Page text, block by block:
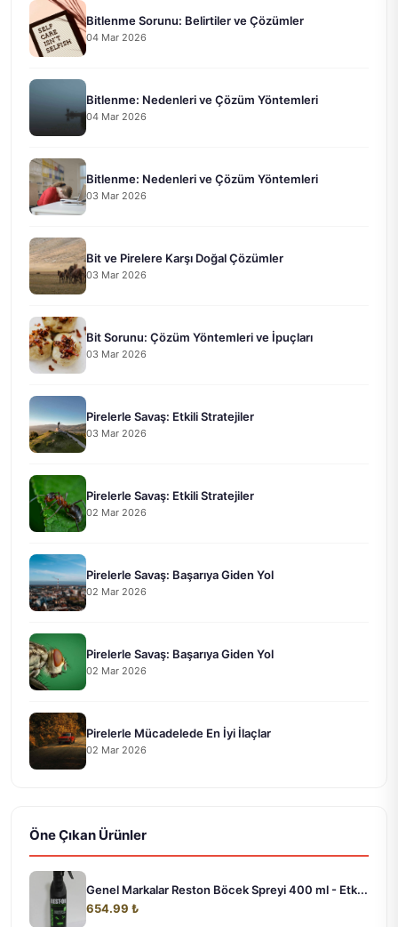
Bitlenme Sorunu: Belirtiler ve Çözümler
04 Mar 2026
Bitlenme: Nedenleri ve Çözüm Yöntemleri
04 Mar 2026
Bitlenme: Nedenleri ve Çözüm Yöntemleri
03 Mar 2026
Bit ve Pirelere Karşı Doğal Çözümler
03 Mar 2026
Bit Sorunu: Çözüm Yöntemleri ve İpuçları
03 Mar 2026
Pirelerle Savaş: Etkili Stratejiler
03 Mar 2026
Pirelerle Savaş: Etkili Stratejiler
02 Mar 2026
Pirelerle Savaş: Başarıya Giden Yol
02 Mar 2026
Pirelerle Savaş: Başarıya Giden Yol
02 Mar 2026
Pirelerle Mücadelede En İyi İlaçlar
02 Mar 2026
Öne Çıkan Ürünler
Genel Markalar Reston Böcek Spreyi 400 ml - Etk...
654.99 ₺